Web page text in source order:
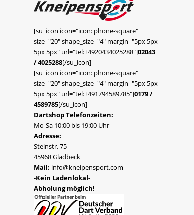
[su_icon icon="icon: phone-square"
size="20" shape_size="4" margin="5px 5px
5px 5px" url="tel:+4920434025288"]02043
/ 4025288[/su_icon]
[su_icon icon="icon: phone-square"
size="20" shape_size="4" margin="5px 5px
5px 5px" url="tel:+491794589785"]0179 /
4589785[/su_icon]
Dartshop Telefonzeiten:
Mo-Sa 10:00 bis 19:00 Uhr
Adresse:
Steinstr. 75
45968 Gladbeck
Mail: info@kneipensport.com
-Kein Ladenlokal-
Abholung möglich!